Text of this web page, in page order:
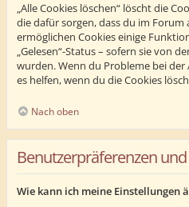
„Alle Cookies löschen“ löscht die
die dafür sorgen, dass du im
ermöglichen Cookies einige
„Gelesen“-Status – sofern sie von
wurden. Wenn du Probleme bei
es helfen, wenn du die Cookies
Nach oben
Benutzerpräferenzen
Wie kann ich meine Einstellungen